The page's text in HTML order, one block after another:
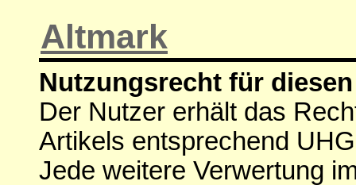
Altmark
Nutzungsrecht für
Der Nutzer erhält das
Artikels entsprechend
Jede weitere Verwertung